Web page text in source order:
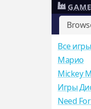
Все игры
Mарио
Mickey
Игры
Need